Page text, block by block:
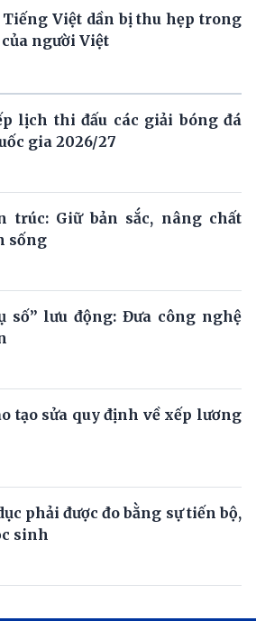
Việt dần bị thu hẹp trong
người Việt
lịch thi đấu các giải bóng đá
gia 2026/27
trúc: Giữ bản sắc, nâng chất
sống
số” lưu động: Đưa công nghệ
tạo sửa quy định về xếp lương
phải được đo bằng sự tiến bộ,
sinh